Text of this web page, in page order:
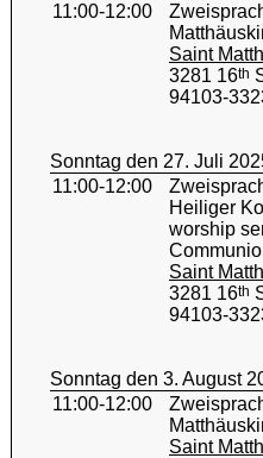
11:00-12:00
Saint
3281 16th
94103-
Sonntag den 27. Juli
11:00-12:00
Heiliger
worship
Saint
3281 16th
94103-
Sonntag den 3. August
11:00-12:00
Saint